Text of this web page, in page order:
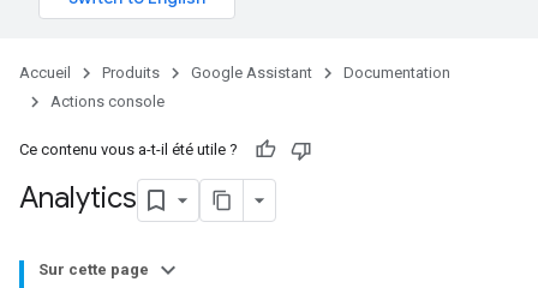
Accueil Produits Google Assistant
Documentation
Actions console
Ce contenu vous a-t-il été utile ?
Analytics
Sur cette page